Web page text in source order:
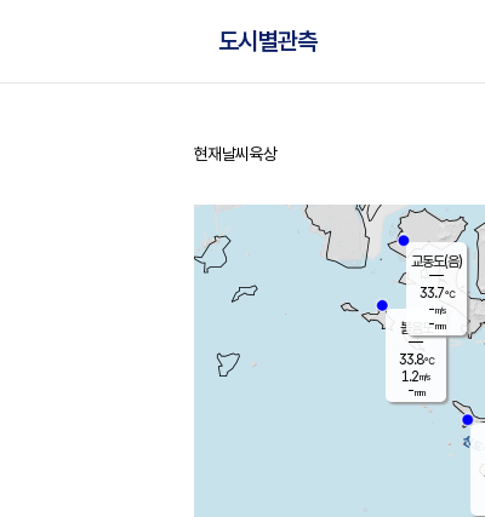
도시별관측
홈
현재날씨 육상
볼음도
33.8℃
1.2m/s
-mm
교동도(음)
33.7℃
-m/s
-mm